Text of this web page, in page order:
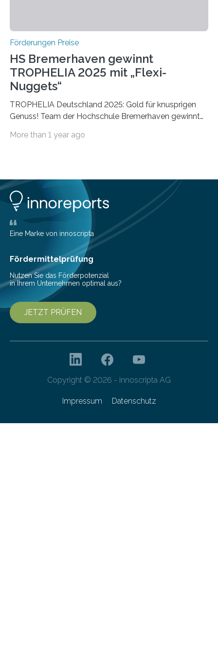
Förderungen Preise
HS Bremerhaven gewinnt
TROPHELIA 2025 mit „Flexi-
Nuggets“
TROPHELIA Deutschland 2025: Gold für knusprigen
Genuss! Team der Hochschule Bremerhaven gewinnt
ECOTROPHELIAMit der Produktidee “Flexi-Nuggets”
Studierende der Lebensmittelwissenschaften und
wurde zum 16. Mal durch den Forschungskreis der
Ernährungsindustrie e. V. (FEI) ausgerichtet. “Flexi-
Nuggets” stehen für innovative Lebensmittel, die
Nachhaltigkeit und Genuss vereinen. Sie wurden von
den Studierenden der Lebensmitteltechnologie
Franziska Diebel, Pauline Hoffmann und Yusuf Toprak
entwickelt. Mit nur…
More than 1 year ago
Eine Marke von innoscripta
Fördermittelprüfung
Nutzen Sie das Förderpotenzial
in Ihrem Unternehmen optimal aus?
JETZT PRÜFEN
Copyright © 2026 - innoscripta AG
Impressum Datenschutz